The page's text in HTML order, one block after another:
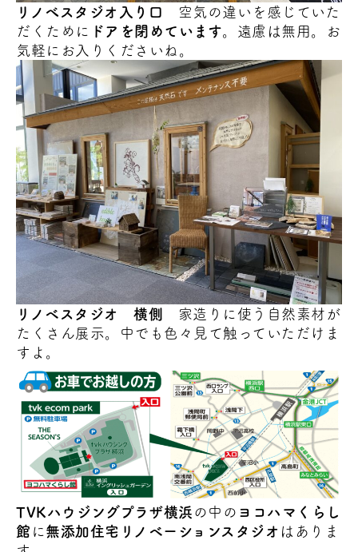
リノべスタジオ入り口
空気の違いを感じていた
だくために ドアを閉めています。遠慮は無用。お
気軽にお入りくださいね。
リノベスタジオ 横側
家造りに使う自然素材が
たくさん展示。中でも色々見て触っていただけま
すよ。
TVKハウジングプラザ横浜 の中の ヨコハマくらし
館 に 無添加住宅リノベーションスタジオ はありま